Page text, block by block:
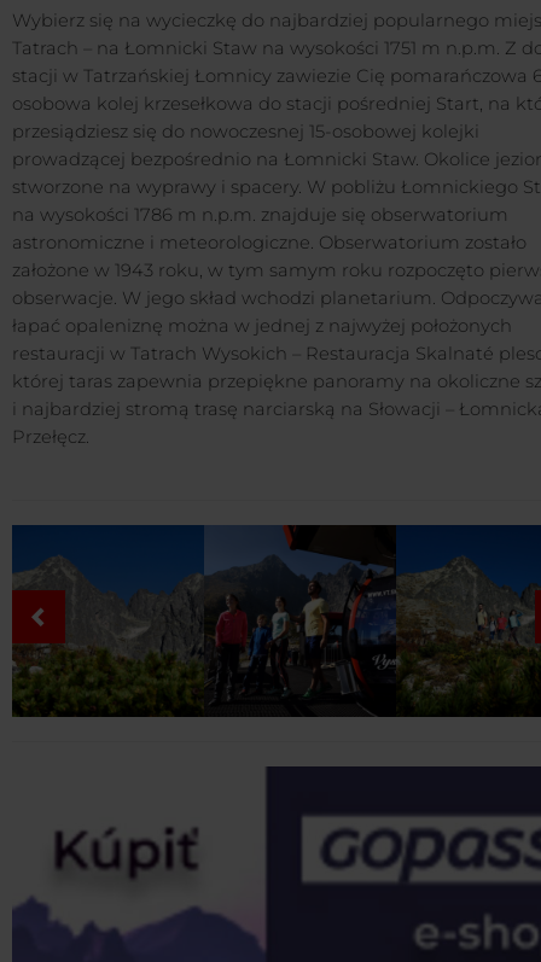
Wybierz się na wycieczkę do najbardziej popularnego
Tatrach – na Łomnicki Staw na wysokości 1751 m n.p.m. Z
stacji w Tatrzańskiej Łomnicy zawiezie Cię pomarańczowa
osobowa kolej krzesełkowa do stacji pośredniej Start, na
przesiądziesz się do nowoczesnej 15-osobowej kolejki
prowadzącej bezpośrednio na Łomnicki Staw. Okolice
stworzone na wyprawy i spacery. W pobliżu Łomnickiego
na wysokości 1786 m n.p.m. znajduje się obserwatorium
astronomiczne i meteorologiczne. Obserwatorium zostało
założone w 1943 roku, w tym samym roku rozpoczęto
obserwacje. W jego skład wchodzi planetarium.
łapać opaleniznę można w jednej z najwyżej położonych
restauracji w Tatrach Wysokich – Restauracja Skalnaté
której taras zapewnia przepiękne panoramy na okoliczne
i najbardziej stromą trasę narciarską na Słowacji –
Przełęcz.